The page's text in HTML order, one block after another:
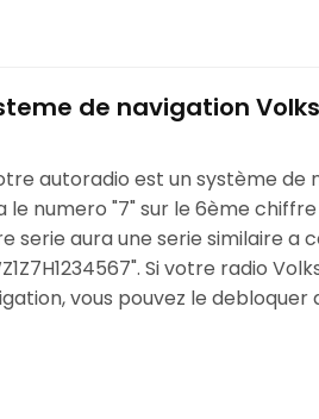
de navigation
autoradio est un système de
le numero "7" sur le 6ème
serie aura une serie similaire a
Si votre radio
vous pouvez le debloquer